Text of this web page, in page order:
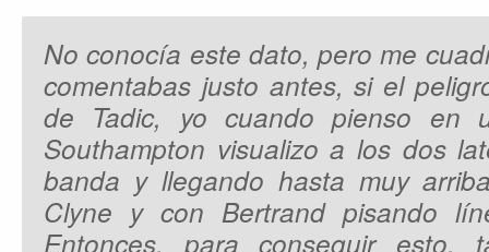
No conocía este dato, pero me
comentabas justo antes, si el
de Tadic, yo cuando pienso en
Southampton visualizo a los dos
banda y llegando hasta muy
Clyne y con Bertrand pisando
Entonces, para conseguir esto,